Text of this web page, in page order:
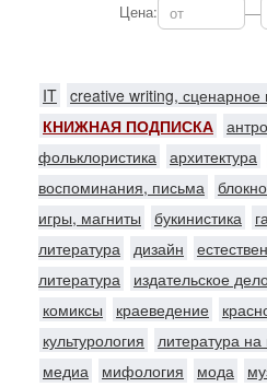
Цена:
—
IT creative writing, сценарное
КНИЖНАЯ ПОДПИСКА
фольклористика архитектура
воспоминания, письма
игры, магниты
букинистика
литература дизайн
литература
издательское
комиксы
краеведение
культурология
литература
медиа
мифология мода